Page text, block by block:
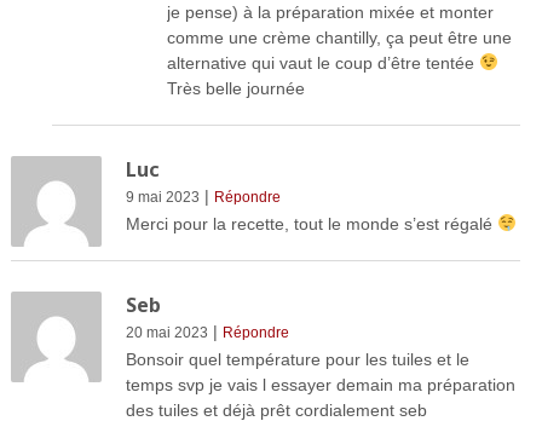
je pense) à la préparation mixée et monter
comme une crème chantilly, ça peut être une
alternative qui vaut le coup d’être tentée
Très belle journée
Luc
9 mai 2023 | Répondre
Merci pour la recette, tout le monde s’est régalé
Seb
20 mai 2023 | Répondre
Bonsoir quel température pour les tuiles et le
temps svp je vais l essayer demain ma préparation
des tuiles et déjà prêt cordialement seb